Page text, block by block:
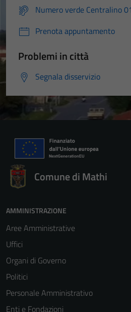
Numero verde Centralino
Prenota appuntamento
Problemi in città
Segnala disservizio
Comune di Mathi
AMMINISTRAZIONE
Aree Amministrative
Uffici
Organi di Governo
Politici
Personale Amministrativo
Enti e Fondazioni